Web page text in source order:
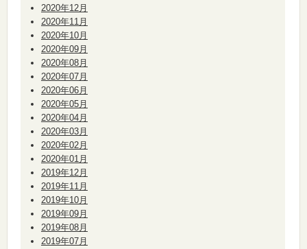
2020年12月
2020年11月
2020年10月
2020年09月
2020年08月
2020年07月
2020年06月
2020年05月
2020年04月
2020年03月
2020年02月
2020年01月
2019年12月
2019年11月
2019年10月
2019年09月
2019年08月
2019年07月